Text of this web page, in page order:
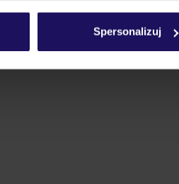
Spersonalizuj